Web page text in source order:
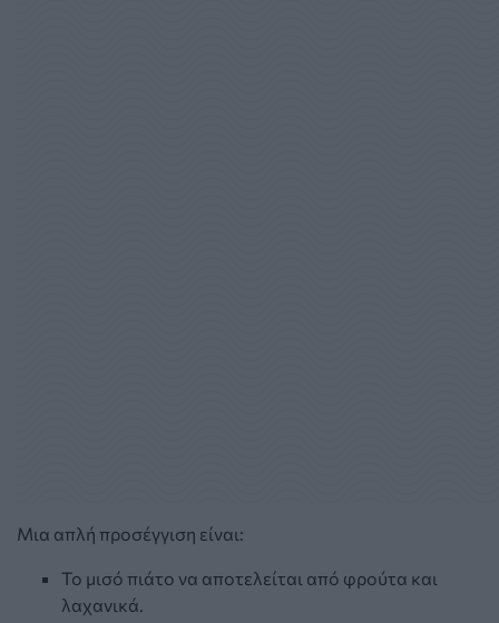
Μια απλή προσέγγιση είναι:
Το μισό πιάτο να αποτελείται από φρούτα και
λαχανικά.